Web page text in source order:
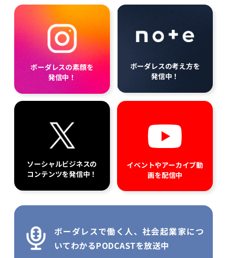
ボーダレスの素顔を
発信中！
ボーダレスの考え方を
発信中！
ソーシャルビジネスの
コンテンツを発信中！
イベントやアーカイブ動
画を配信中
ボーダレスで働く人、社会起業家につ
いてわかるPODCASTを放送中